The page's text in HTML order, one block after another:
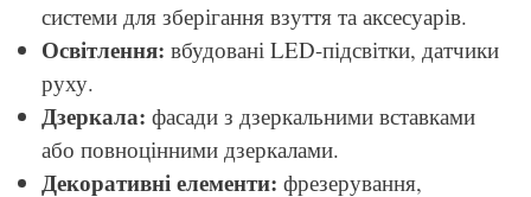
системи для зберігання взуття та аксесуарів.
Освітлення: вбудовані LED-підсвітки, датчики
руху.
Дзеркала: фасади з дзеркальними вставками
або повноцінними дзеркалами.
Декоративні елементи: фрезерування,